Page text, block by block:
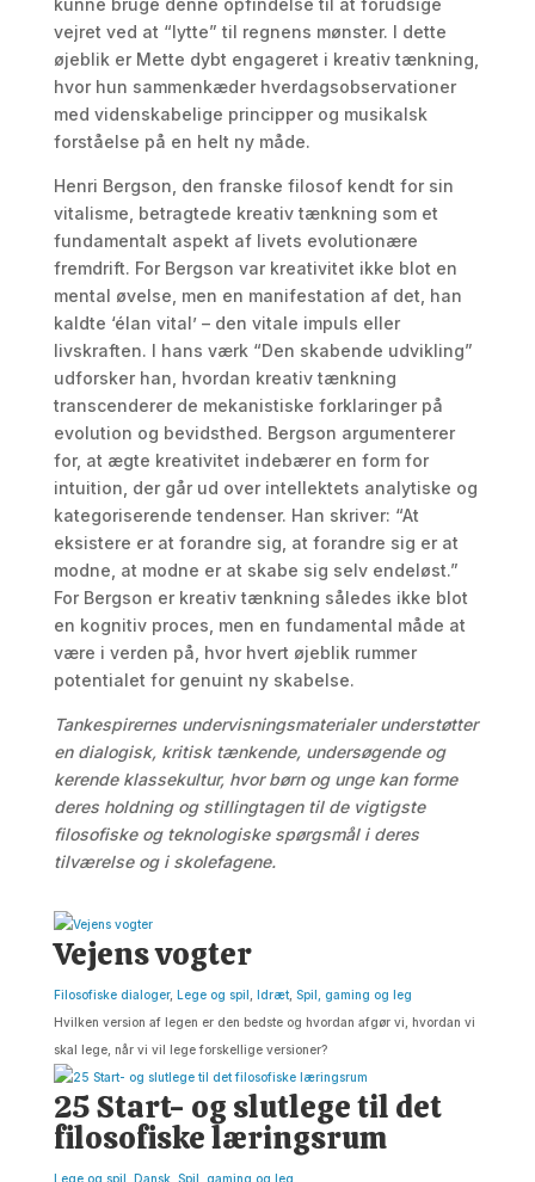
kunne bruge denne opfindelse til at forudsige
vejret ved at “lytte” til regnens mønster. I dette
øjeblik er Mette dybt engageret i kreativ tænkning,
hvor hun sammenkæder hverdagsobservationer
med videnskabelige principper og musikalsk
forståelse på en helt ny måde.
Henri Bergson, den franske filosof kendt for sin
vitalisme, betragtede kreativ tænkning som et
fundamentalt aspekt af livets evolutionære
fremdrift. For Bergson var kreativitet ikke blot en
mental øvelse, men en manifestation af det, han
kaldte ‘élan vital’ – den vitale impuls eller
livskraften. I hans værk “Den skabende udvikling”
udforsker han, hvordan kreativ tænkning
transcenderer de mekanistiske forklaringer på
evolution og bevidsthed. Bergson argumenterer
for, at ægte kreativitet indebærer en form for
intuition, der går ud over intellektets analytiske og
kategoriserende tendenser. Han skriver: “At
eksistere er at forandre sig, at forandre sig er at
modne, at modne er at skabe sig selv endeløst.”
For Bergson er kreativ tænkning således ikke blot
en kognitiv proces, men en fundamental måde at
være i verden på, hvor hvert øjeblik rummer
potentialet for genuint ny skabelse.
Tankespirernes undervisningsmaterialer understøtter
en dialogisk, kritisk tænkende, undersøgende og
kerende klassekultur, hvor børn og unge kan forme
deres holdning og stillingtagen til de vigtigste
filosofiske og teknologiske spørgsmål i deres
tilværelse og i skolefagene.
Vejens vogter
Filosofiske dialoger, Lege og spil Idræt, Spil, gaming og leg
Hvilken version af legen er den bedste og hvordan afgør vi, hvordan vi
skal lege, når vi vil lege forskellige versioner?
25 Start- og slutlege til det
filosofiske læringsrum
Lege og spil Dansk, Spil, gaming og leg